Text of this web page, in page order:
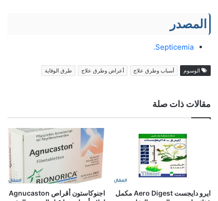
المصدر
Septicemia.
الوسوم أسباب وطرق علاج أعراض وطرق علاج طرق الوقاية
مقالات ذات صلة
ايرو دايجست Aero Digest مكمل
اجنوكاستون أقراص Agnucaston